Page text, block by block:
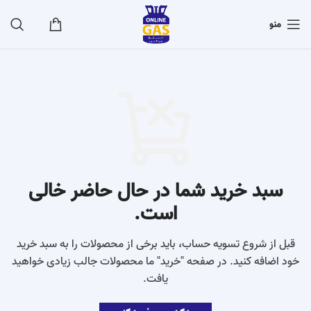
منو
سبد خرید شما در حال حاضر خالی
است.
قبل از شروع تسویه حساب، باید برخی از محصولات را به سبد خرید
خود اضافه کنید. در صفحه "خرید" ما محصولات جالب زیادی خواهید
یافت.